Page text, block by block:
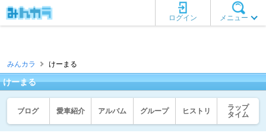
メニュー
ログイン
みんカラ けーまる
けーまる
ブログ 愛車紹介 アルバム グループ ヒストリ
ラップ
タイム